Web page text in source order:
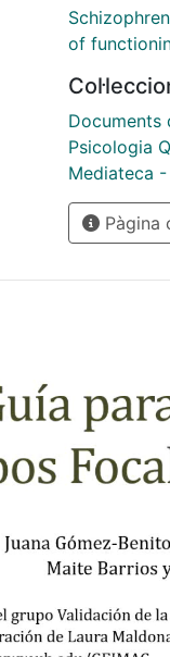
of
Documents
Psicologia
Mediateca -
Pàgina